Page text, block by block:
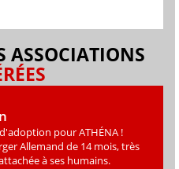
ASSOCIATIONS
pour ATHÉNA !
Allemand de 14 mois, très
à ses humains.